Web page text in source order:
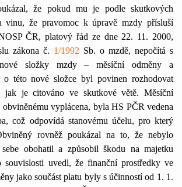
že pokud mu je podle skutkových
vinu, že pravomoc k úpravě mzdy přísluší
ČR, platový řád ze dne 22. 11. 2000,
zákona č. 1/1992 Sb. o mzdě, nepočítá s
složky mzdy – měsíční odměny a
o této nové složce byl povinen rozhodovat
jak je citováno ve skutkové větě. Měsíční
vyplácena, byla HS PČR vedena
což odpovídá stanovému účelu, pro který
rovněž poukázal na to, že nebylo
obohatil a způsobil škodu na majetku
uvedl, že finanční prostředky ve
jako součást platu byly s účinností od 1. 1.